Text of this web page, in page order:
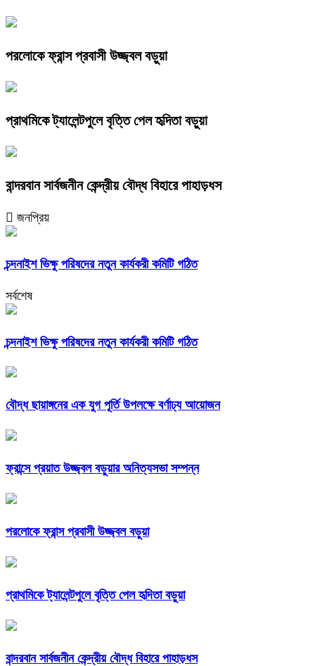
পরলোকে ফ্রান্স প্রবাসী উজ্জ্বল বড়ুয়া
প্রাথমিকে ট্যালেন্টপুলে বৃত্তি পেল হৃদিতা বড়ুয়া
বান্দরবান সার্বজনীন কেন্দ্রীয় বৌদ্ধ বিহারে পাহাড়ধস
জনপ্রিয়
চন্দনাইশ ভিক্ষু পরিষদের নতুন কার্যকরী কমিটি গঠিত
সর্বশেষ
চন্দনাইশ ভিক্ষু পরিষদের নতুন কার্যকরী কমিটি গঠিত
বৌদ্ধ ছায়াঙ্গনের এক যুগ পূর্তি উপলক্ষে বর্ণাঢ্য আয়োজন
ফ্রান্সে প্রয়াত উজ্জ্বল বড়ুয়ার অনিত্যসভা সম্পন্ন
পরলোকে ফ্রান্স প্রবাসী উজ্জ্বল বড়ুয়া
প্রাথমিকে ট্যালেন্টপুলে বৃত্তি পেল হৃদিতা বড়ুয়া
বান্দরবান সার্বজনীন কেন্দ্রীয় বৌদ্ধ বিহারে পাহাড়ধস